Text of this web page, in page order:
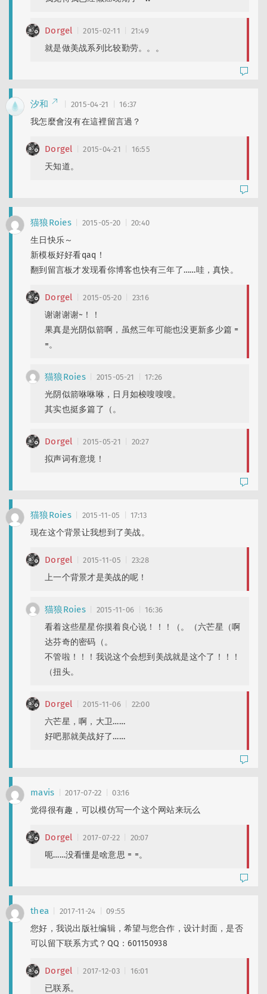
Dorgel 2015-02-11 21:49
就是做美战系列比较勤劳。。。
汐和 2015-04-21 16:37
我怎麼會沒有在這裡留言過？
Dorgel 2015-04-21 16:55
天知道。
猫狼Roies 2015-05-20 20:40
生日快乐～
新模板好好看qaq！
翻到留言板才发现看你博客也快有三年了……哇，真快。
Dorgel 2015-05-20 23:16
谢谢谢谢~！！
果真是光阴似箭啊，虽然三年可能也没更新多少篇 =
=。
猫狼Roies 2015-05-21 17:26
光阴似箭咻咻咻，日月如梭嗖嗖嗖。
其实也挺多篇了（。
Dorgel 2015-05-21 20:27
拟声词有意境！
猫狼Roies 2015-11-05 17:13
现在这个背景让我想到了美战。
Dorgel 2015-11-05 23:28
上一个背景才是美战的呢！
猫狼Roies 2015-11-06 16:36
看着这些星星你摸着良心说！！！（。（六芒星（啊
达芬奇的密码（。
不管啦！！！我说这个会想到美战就是这个了！！！
（扭头。
Dorgel 2015-11-06 22:00
六芒星，啊，大卫……
好吧那就美战好了……
mavis 2017-07-22 03:16
觉得很有趣，可以模仿写一个这个网站来玩么
Dorgel 2017-07-22 20:07
呃……没看懂是啥意思 = =。
thea 2017-11-24 09:55
您好，我说出版社编辑，希望与您合作，设计封面，是否
可以留下联系方式？QQ：601150938
Dorgel 2017-12-03 16:01
已联系。